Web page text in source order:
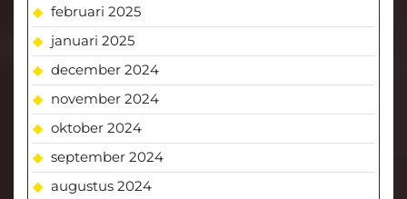
februari 2025
januari 2025
december 2024
november 2024
oktober 2024
september 2024
augustus 2024